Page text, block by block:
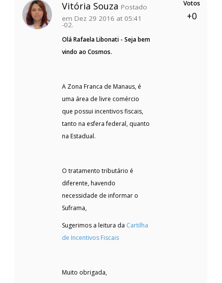
Vitória Souza Postado
em Dez 29 2016 at 05:41
-02.
Olá Rafaela Libonati - Seja bem
vindo ao Cosmos.
A Zona Franca de Manaus, é
uma área de livre comércio
que possui incentivos fiscais,
tanto na esfera federal, quanto
na Estadual.
O tratamento tributário é
diferente, havendo
necessidade de informar o
Suframa,
Sugerimos a leitura da Cartilha
de Incentivos Fiscais
Muito obrigada,
Votos
+0